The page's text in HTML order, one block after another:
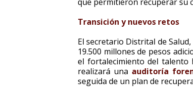
Transición y nuevos retos
El secretario Distrital de Salud,
19.500 millones de pesos
el fortalecimiento del talento
realizará una auditoría
seguida de un plan de